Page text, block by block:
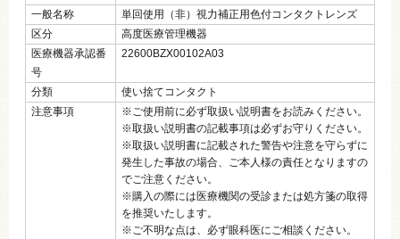
一般名称
単回使用（非）視力補正用色付コンタクトレンズ
区分
高度医療管理機器
医療機器承認番
号
22600BZX00102A03
分類
使い捨てコンタクト
注意事項
※ご使用前に必ず取扱い説明書をお読みください。
※取扱い説明書の記載事項は必ずお守りください。
※取扱い説明書に記載された警告や注意を守らずに
発生した事故の場合、ご本人様の責任となりますの
でご注意ください。
※購入の際には医療機関の受診または処方箋の取得
を推奨いたします。
※ご不明な点は、必ず眼科医にご相談ください。